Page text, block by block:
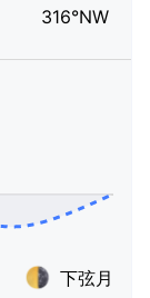
316°NW
下弦月